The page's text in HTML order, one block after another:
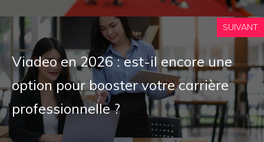
SUIVANT
Viadeo en 2026 : est-il encore une
option pour booster votre carrière
professionnelle ?